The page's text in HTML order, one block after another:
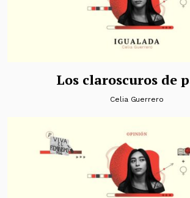
Los claroscuros de
Celia Guerrero